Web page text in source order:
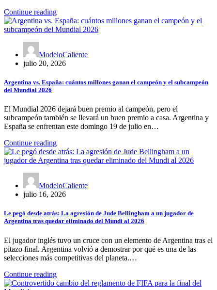
Continue reading
ModeloCaliente
julio 20, 2026
Argentina vs. España: cuántos millones ganan el campeón y el subcampeón
del Mundial 2026
El Mundial 2026 dejará buen premio al campeón, pero el
subcampeón también se llevará un buen premio a casa. Argentina y
España se enfrentan este domingo 19 de julio en…
Continue reading
ModeloCaliente
julio 16, 2026
Le pegó desde atrás: La agresión de Jude Bellingham a un jugador de
Argentina tras quedar eliminado del Mundi al 2026
El jugador inglés tuvo un cruce con un elemento de Argentina tras el
pitazo final. Argentina volvió a demostrar por qué es una de las
selecciones más competitivas del planeta.…
Continue reading